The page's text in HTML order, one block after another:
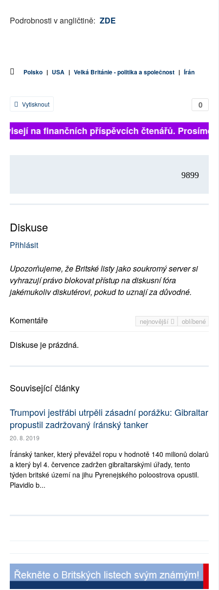
Podrobnosti v angličtině: ZDE
Polsko | USA | Velká Británie - politika a společnost | Írán
0
Vytisknout
na finančních příspěvcích čtenářů. Prosíme,
9899
Diskuse
Přihlásit
Upozorňujeme, že Britské listy jako soukromý server si
vyhrazují právo blokovat přístup na diskusní fóra
jakémukoliv diskutérovi, pokud to uznají za důvodné.
nejnovější oblíbené
Komentáře
Diskuse je prázdná.
Související články
Trumpovi jestřábi utrpěli zásadní porážku: Gibraltar
propustil zadržovaný íránský tanker
20. 8. 2019
Íránský tanker, který převážel ropu v hodnotě 140 milionů dolarů
a který byl 4. července zadržen gibraltarskými úřady, tento
týden britské území na jihu Pyrenejského poloostrova opustil.
Plavidlo b...